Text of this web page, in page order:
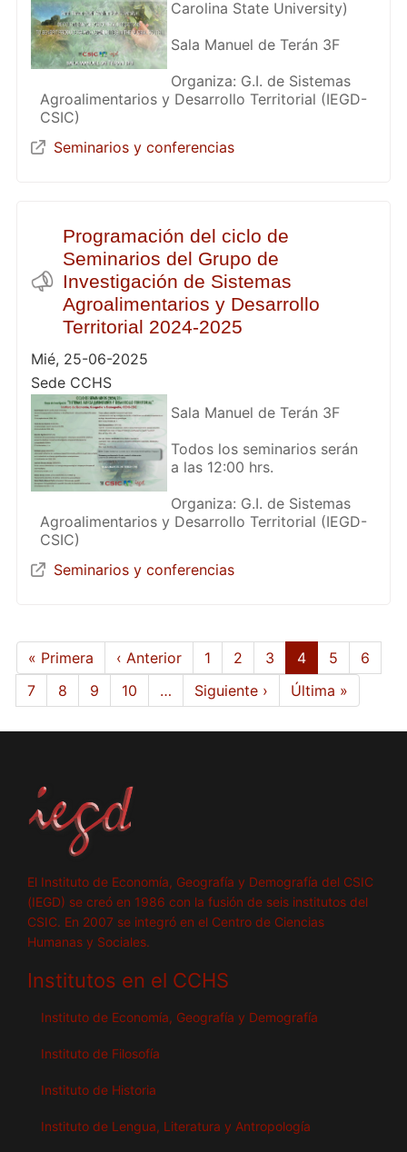
Carolina State University)
Sala Manuel de Terán 3F
Organiza: G.I. de Sistemas
Agroalimentarios y Desarrollo Territorial (IEGD-
CSIC)
Seminarios y conferencias
Programación del ciclo de
Seminarios del Grupo de
Investigación de Sistemas
Agroalimentarios y Desarrollo
Territorial 2024-2025
Mié, 25-06-2025
Sede CCHS
Sala Manuel de Terán 3F
Todos los seminarios serán
a las 12:00 hrs.
Organiza: G.I. de Sistemas
Agroalimentarios y Desarrollo Territorial (IEGD-
CSIC)
Seminarios y conferencias
Paginación
Primera
página
« Primera
Página
anterior
‹ Anterior Page
1 Page
2 Page
3
Página
actual
4 Page
5 Page
6
Page
7 Page
8 Page
9 Page
10 …
Siguiente
página
Siguiente ›
Última
página
Última »
El Instituto de Economía, Geografía y Demografía del CSIC
(IEGD) se creó en 1986 con la fusión de seis institutos del
CSIC. En 2007 se integró en el Centro de Ciencias
Humanas y Sociales.
Institutos en el CCHS
Instituto de Economía, Geografía y Demografía
Instituto de Filosofía
Instituto de Historia
Instituto de Lengua, Literatura y Antropología